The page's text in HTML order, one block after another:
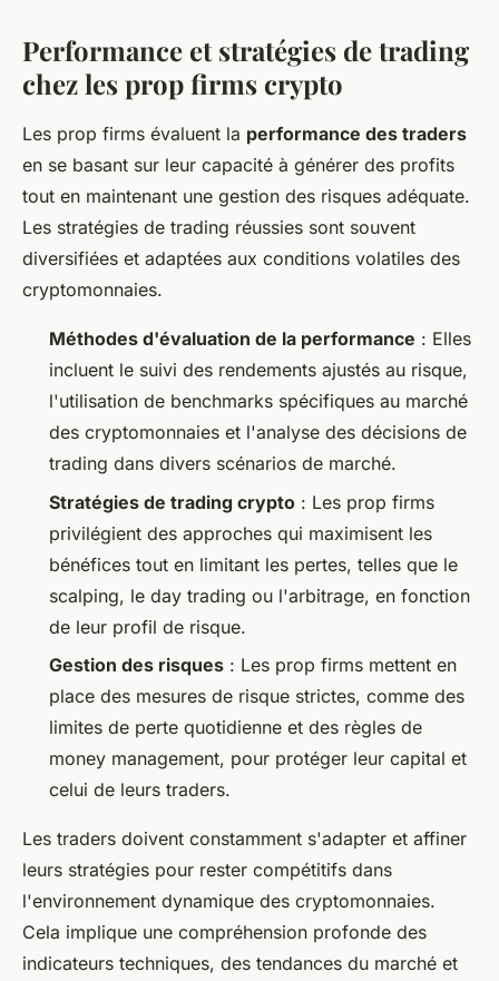
Performance et stratégies de trading
chez les prop firms crypto
Les prop firms évaluent la performance des traders
en se basant sur leur capacité à générer des profits
tout en maintenant une gestion des risques adéquate.
Les stratégies de trading réussies sont souvent
diversifiées et adaptées aux conditions volatiles des
cryptomonnaies.
Méthodes d'évaluation de la performance : Elles
incluent le suivi des rendements ajustés au risque,
l'utilisation de benchmarks spécifiques au marché
des cryptomonnaies et l'analyse des décisions de
trading dans divers scénarios de marché.
Stratégies de trading crypto : Les prop firms
privilégient des approches qui maximisent les
bénéfices tout en limitant les pertes, telles que le
scalping, le day trading ou l'arbitrage, en fonction
de leur profil de risque.
Gestion des risques : Les prop firms mettent en
place des mesures de risque strictes, comme des
limites de perte quotidienne et des règles de
money management, pour protéger leur capital et
celui de leurs traders.
Les traders doivent constamment s'adapter et affiner
leurs stratégies pour rester compétitifs dans
l'environnement dynamique des cryptomonnaies.
Cela implique une compréhension profonde des
indicateurs techniques, des tendances du marché et